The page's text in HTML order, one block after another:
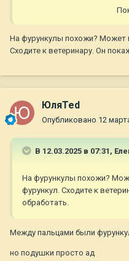
Ворчит и без настроения
На фурункулы похожи? Может
Сходите к ветеринару. Он
ЮляTed
Опубликовано 12
В 12.03.2025 в 07:31,
На фурункулы похожи?
фурункул. Сходите к
обработать.
Между пальцами были
но подушки просто ад